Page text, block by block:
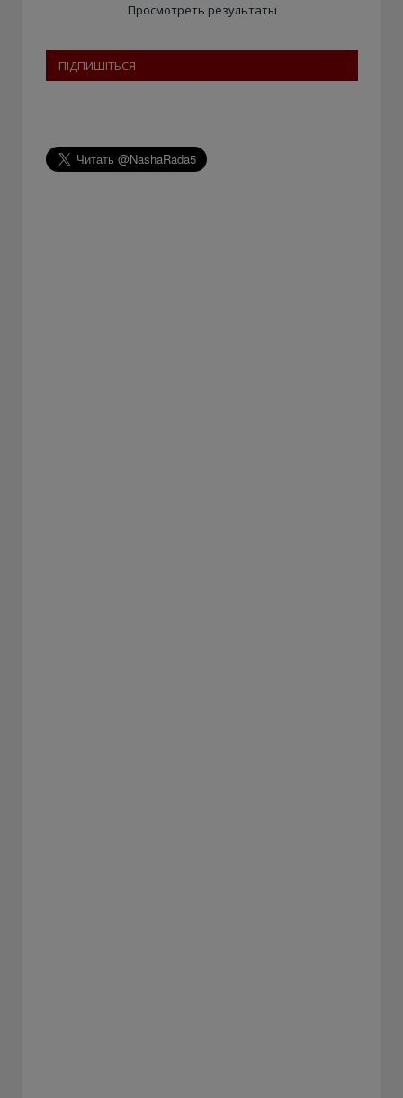
Просмотреть результаты
ПІДПИШІТЬСЯ